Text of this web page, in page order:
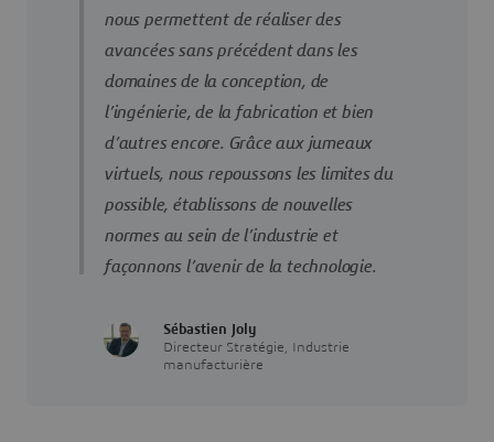
nous permettent de réaliser des
avancées sans précédent dans les
domaines de la conception, de
l’ingénierie, de la fabrication et bien
d’autres encore. Grâce aux jumeaux
virtuels, nous repoussons les limites du
possible, établissons de nouvelles
normes au sein de l’industrie et
façonnons l’avenir de la technologie.
Sébastien Joly
Directeur Stratégie, Industrie
manufacturière